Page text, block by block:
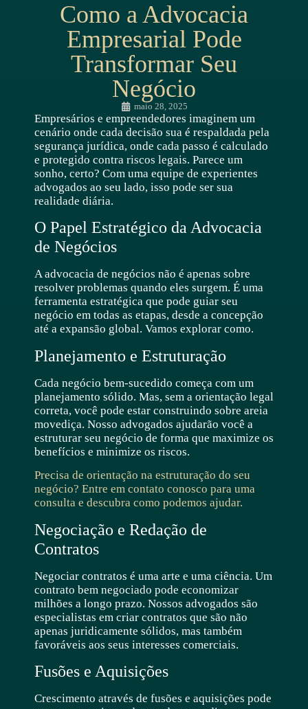
Como a Advocacia
Empresarial Pode
Transformar Seu
Negócio
maio 28, 2025
Empresários e empreendedores imaginem um
cenário onde cada decisão sua é respaldada pela
segurança jurídica, onde cada passo é calculado
e protegido contra riscos legais. Parece um
sonho, certo? Com uma equipe de experientes
advogados ao seu lado, isso pode ser sua
realidade diária.
O Papel Estratégico da Advocacia
de Negócios
A advocacia de negócios não é apenas sobre
resolver problemas quando eles surgem. É uma
ferramenta estratégica que pode guiar seu
negócio em todas as etapas, desde a concepção
até a expansão global. Vamos explorar como.
Planejamento e Estruturação
Cada negócio bem-sucedido começa com um
planejamento sólido. Mas, sem a orientação legal
correta, você pode estar construindo sobre areia
movediça. Nosso advogados ajudarão você a
estruturar seu negócio de forma que maximize os
benefícios e minimize os riscos.
Precisa de orientação na estruturação do seu
negócio? Entre em contato conosco para uma
consulta e descubra como podemos ajudar.
Negociação e Redação de
Contratos
Negociar contratos é uma arte e uma ciência. Um
contrato bem negociado pode economizar
milhões a longo prazo. Nossos advogados são
especialistas em criar contratos que são não
apenas juridicamente sólidos, mas também
favoráveis aos seus interesses comerciais.
Fusões e Aquisições
Crescimento através de fusões e aquisições pode